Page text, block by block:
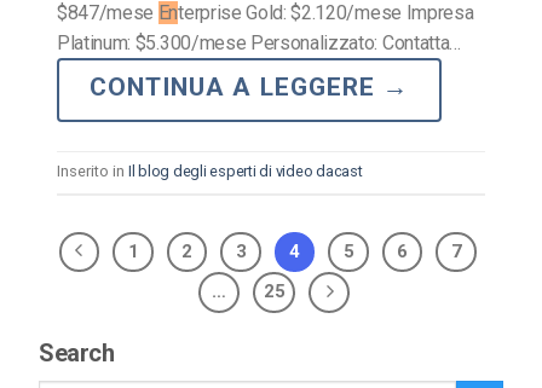
$847/mese Enterprise Gold: $2.120/mese Impresa
Platinum: $5.300/mese Personalizzato: Contatta…
CONTINUA A LEGGERE →
Inserito in Il blog degli esperti di video dacast
1 2 3 4 5 6
7
…
25
Search